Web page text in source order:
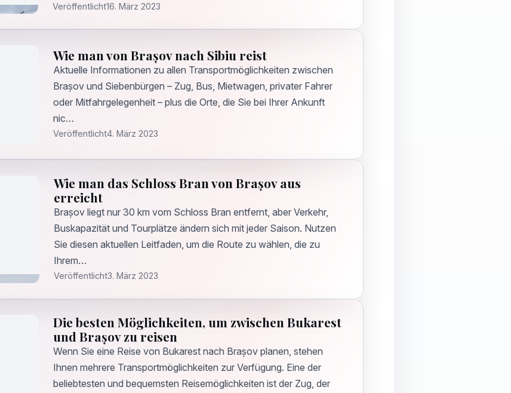
Veröffentlicht16. März 2023
Wie man von Brașov nach Sibiu reist
Aktuelle Informationen zu allen Transportmöglichkeiten zwischen
Brașov und Siebenbürgen – Zug, Bus, Mietwagen, privater Fahrer
oder Mitfahrgelegenheit – plus die Orte, die Sie bei Ihrer Ankunft
nic…
Veröffentlicht4. März 2023
Wie man das Schloss Bran von Brașov aus
erreicht
Brașov liegt nur 30 km vom Schloss Bran entfernt, aber Verkehr,
Buskapazität und Tourplätze ändern sich mit jeder Saison. Nutzen
Sie diesen aktuellen Leitfaden, um die Route zu wählen, die zu
Ihrem…
Veröffentlicht3. März 2023
Die besten Möglichkeiten, um zwischen Bukarest
und Brașov zu reisen
Wenn Sie eine Reise von Bukarest nach Brașov planen, stehen
Ihnen mehrere Transportmöglichkeiten zur Verfügung. Eine der
beliebtesten und bequemsten Reisemöglichkeiten ist der Zug, der